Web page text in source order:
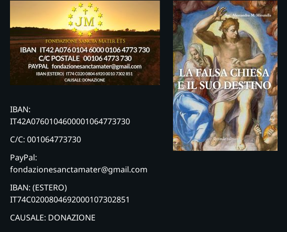
IBAN:
IT42A0760104600001064773730
C/C: 001064773730
PayPal:
fondazionesanctamater@gmail.com
IBAN: (ESTERO)
IT74C0200804692000107302851
CAUSALE: DONAZIONE